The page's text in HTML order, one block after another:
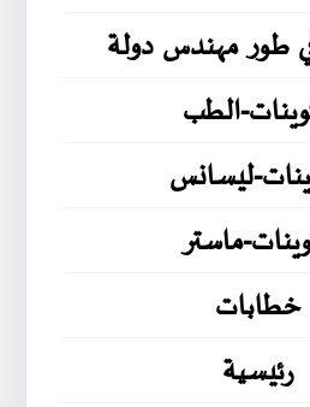
طور مهندس دولة
الطب
ليسانس
ماستر
خطابات
رئيسية